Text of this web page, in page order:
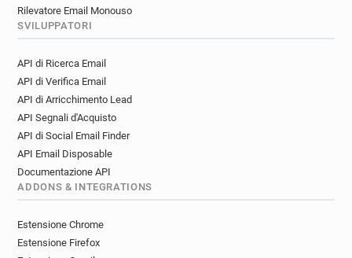
Rilevatore Email Monouso
SVILUPPATORI
API di Ricerca Email
API di Verifica Email
API di Arricchimento Lead
API Segnali d'Acquisto
API di Social Email Finder
API Email Disposable
Documentazione API
ADDONS & INTEGRATIONS
Estensione Chrome
Estensione Firefox